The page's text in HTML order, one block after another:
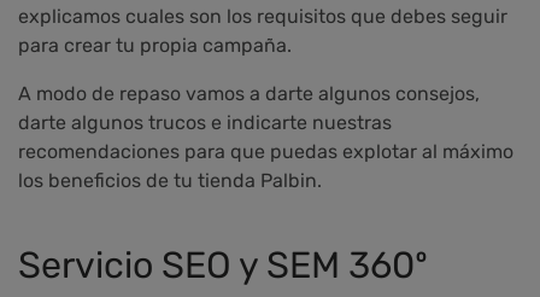
explicamos cuales son los requisitos que debes seguir
para crear tu propia campaña.
A modo de repaso vamos a darte algunos consejos,
darte algunos trucos e indicarte nuestras
recomendaciones para que puedas explotar al máximo
los beneficios de tu tienda Palbin.
Servicio SEO y SEM 360º